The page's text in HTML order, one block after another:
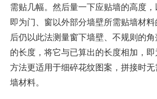
需贴几幅。然后量一下应贴墙的高度，
即为门、窗以外部分墙壁所需贴墙材料
后仍以此法测量窗下墙壁、不规则的
的长度，将它与已算出的长度相加，
方法更适用于细碎花纹图案，拼接时
墙材料。